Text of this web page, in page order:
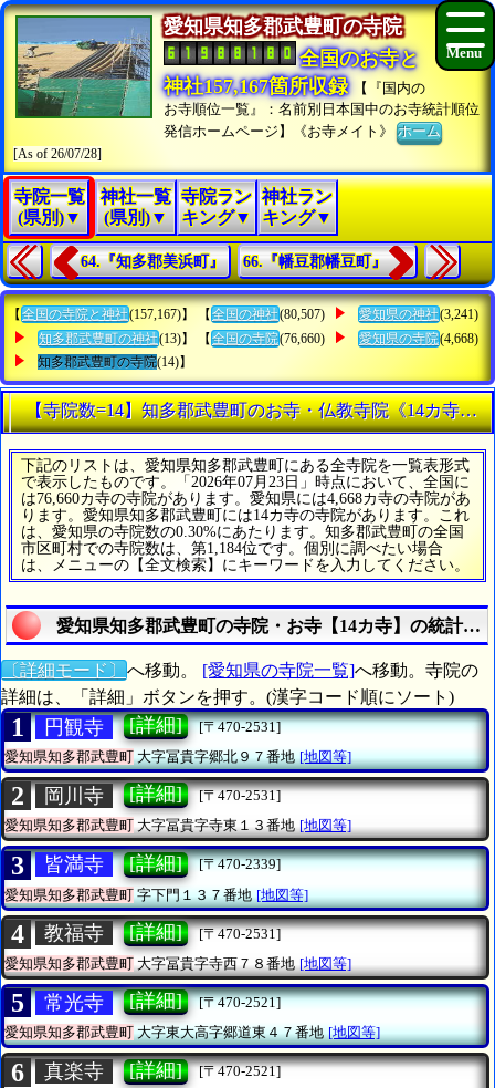
愛知県知多郡武豊町の寺院
全国のお寺と
神社157,167箇所収録
【『国内の
お寺順位一覧』：名前別日本国中のお寺統計順位
発信ホームページ】《お寺メイト》ホーム
[As of 26/07/28]
寺院一覧
(県別)▼
神社一覧
(県別)▼
寺院ラン
キング▼
神社ラン
キング▼
64.『知多郡美浜町』 66.『幡豆郡幡豆町』
【 全国の寺院と神社(157,167)】 【 全国の神社(80,507) 愛知県の神社(3,241)
知多郡武豊町の神社(13)】 【 全国の寺院(76,660) 愛知県の寺院(4,668)
知多郡武豊町の寺院(14)】
【寺院数=14】知多郡武豊町のお寺・仏教寺院《14カ寺》
下記のリストは、愛知県知多郡武豊町にある全寺院を一覧表形式
で表示したものです。「2026年07月23日」時点において、全国に
は76,660カ寺の寺院があります。愛知県には4,668カ寺の寺院があ
ります。愛知県知多郡武豊町には14カ寺の寺院があります。これ
は、愛知県の寺院数の0.30%にあたります。知多郡武豊町の全国
市区町村での寺院数は、第1,184位です。個別に調べたい場合
は、メニューの【全文検索】にキーワードを入力してください。
愛知県知多郡武豊町の寺院・お寺【14カ寺】の統計情
〔詳細モード〕 へ移動。 [愛知県の寺院一覧]へ移動。寺院の
詳細は、「詳細」ボタンを押す。(漢字コード順にソート)
1 円観寺 [詳細]
[〒470-2531]
愛知県知多郡武豊町大字冨貴字郷北９７番地 [地図等]
2 岡川寺 [詳細]
[〒470-2531]
愛知県知多郡武豊町大字冨貴字寺東１３番地 [地図等]
3 皆満寺 [詳細]
[〒470-2339]
愛知県知多郡武豊町字下門１３７番地 [地図等]
4 教福寺 [詳細]
[〒470-2531]
愛知県知多郡武豊町 大字冨貴字寺西７８番地 [地図等]
5 常光寺 [詳細]
[〒470-2521]
愛知県知多郡武豊町大字東大高字郷道東４７番地 [地図等]
6 真楽寺 [詳細]
[〒470-2521]